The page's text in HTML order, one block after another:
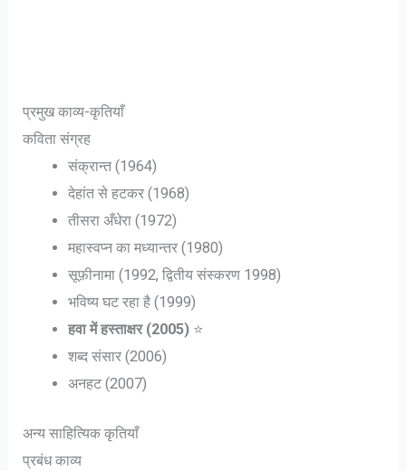
प्रमुख काव्य-कृतियाँ
कविता संग्रह
संक्रान्त (1964)
देहांत से हटकर (1968)
तीसरा अँधेरा (1972)
महास्वप्न का मध्यान्तर (1980)
सूफ़ीनामा (1992, द्वितीय संस्करण 1998)
भविष्य घट रहा है (1999)
हवा में हस्ताक्षर (2005)⭐
शब्द संसार (2006)
अनहट (2007)
अन्य साहित्यिक कृतियाँ
प्रबंध काव्य